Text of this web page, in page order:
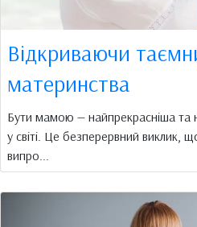
Відкриваючи
материнства
Бути мамою — найпрекрасніша та
у світі. Це безперервний виклик,
випро...